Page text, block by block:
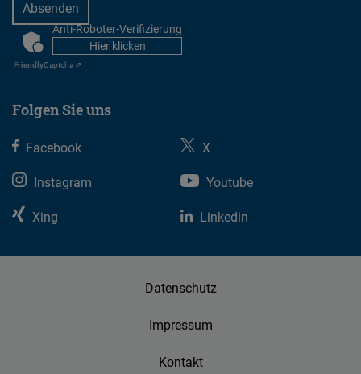
CAPTCHAAnti-Roboter-Verifizierung
Hier klicken
FriendlyCaptcha ⇗
Folgen Sie uns
Facebook
X
Instagram
Youtube
Xing
Linkedin
Datenschutz
Impressum
Kontakt